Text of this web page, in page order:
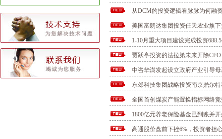
代和产业整合机会
从DCM的投资逻辑看脉脉为何融
美国富朗达集团投资任天农业旗
1-10月重大项目建设完成投资
贾跃亭投资的法拉第未来开除
中咨华澍发起设立政府产业引导
东郊科技集团战略投资南京鼎尔
全国首创煤炭产能置换指标网络
1800亿元养老保险基金已到账并
高通股价盘前下挫6%，投资者担